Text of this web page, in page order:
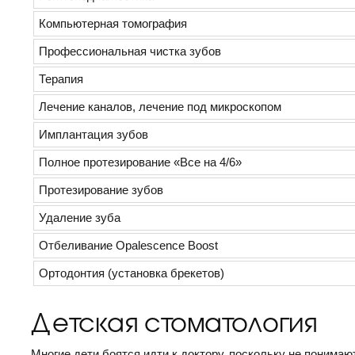
Компьютерная томография
Профессиональная чистка зубов
Терапия
Лечение каналов, лечение под микроскопом
Имплантация зубов
Полное протезирование «Все на 4/6»
Протезирование зубов
Удаление зуба
Отбеливание Opalescence Boost
Ортодонтия (установка брекетов)
Детская стоматология